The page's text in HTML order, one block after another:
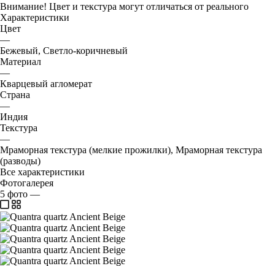
Внимание! Цвет и текстура могут отличаться от реального
Характеристики
Цвет
—
Бежевый, Светло-коричневый
Материал
—
Кварцевый агломерат
Страна
—
Индия
Текстура
—
Мраморная текстура (мелкие прожилки), Мраморная текстура
(разводы)
Все характеристики
Фотогалерея
5 фото —